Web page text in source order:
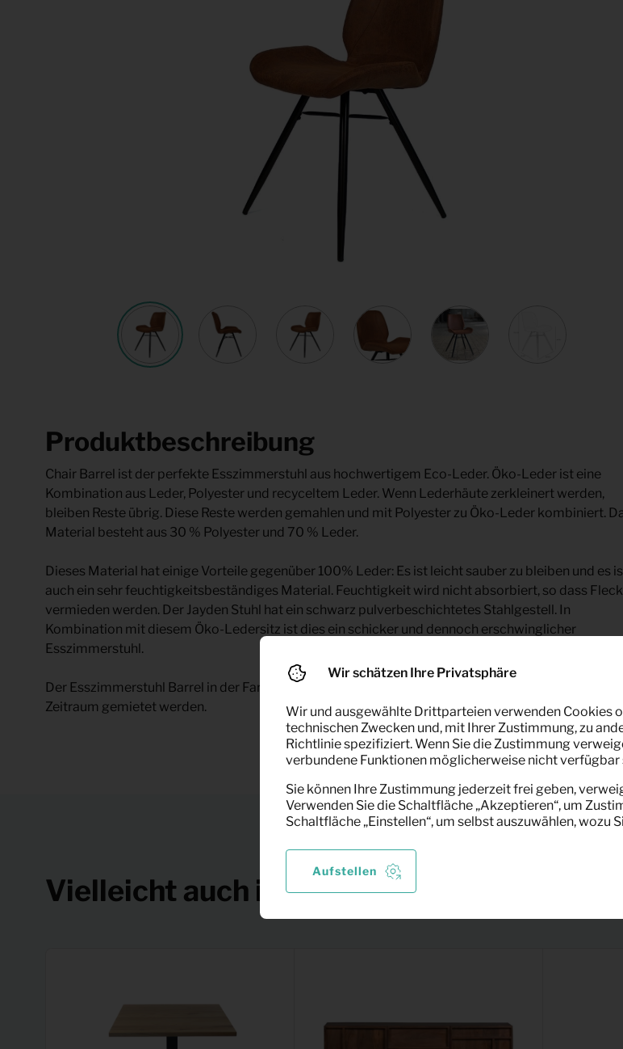
Produktbeschreibung
Chair Barrel ist der perfekte Esszimmerstuhl aus hochwertigem Eco-Leder. Öko-Leder ist eine
Kombination aus Leder, Polyester und recyceltem Leder. Wenn Lederhäute zerkleinert werden,
bleiben Reste übrig. Diese Reste werden gemahlen und mit Polyester zu Öko-Leder kombiniert.
Material besteht aus 30 % Polyester und 70 % Leder.
Dieses Material hat einige Vorteile gegenüber 100% Leder: Es ist leicht sauber zu bleiben und es
auch ein sehr feuchtigkeitsbeständiges Material. Feuchtigkeit wird nicht absorbiert, so dass
vermieden werden. Der Jayden Stuhl hat ein schwarz pulverbeschichtetes Stahlgestell. In
Kombination mit diesem Öko-Ledersitz ist dies ein schicker und dennoch erschwinglicher
Esszimmerstuhl.
Der Esszimmerstuhl Barrel in der Farbe cognac kann bei Keypro Möbelverleih für einen festen
Zeitraum gemietet werden.
Vielleicht auch interessant
Wir schätzen Ihre Privatsphäre
Wir und ausgewählte Drittparteien verwenden Cookies
technischen Zwecken und, mit Ihrer Zustimmung, zu
Richtlinie spezifiziert. Wenn Sie die Zustimmung
verbundene Funktionen möglicherweise nicht verfügbar
Sie können Ihre Zustimmung jederzeit frei geben,
Verwenden Sie die Schaltfläche „Akzeptieren“, um
Schaltfläche „Einstellen“, um selbst auszuwählen, wozu
Aufstellen